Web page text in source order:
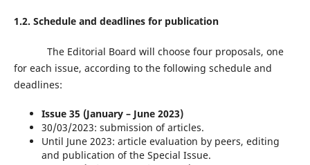
1.2. Schedule and deadlines for publication
The Editorial Board will choose four proposals, one
for each issue, according to the following schedule and
deadlines:
Issue 35 (January – June 2023)
30/03/2023: submission of articles.
Until June 2023: article evaluation by peers, editing
and publication of the Special Issue.